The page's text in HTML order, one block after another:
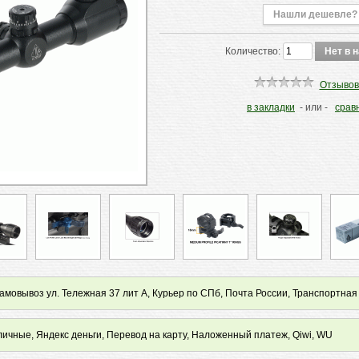
Нашли дешевле?
Количество:
в закладки - или -
ул. Тележная 37 лит А, Курьер по СПб, Почта России,
Яндекс деньги, Перевод на карту, Наложенный платеж, Qiwi, WU